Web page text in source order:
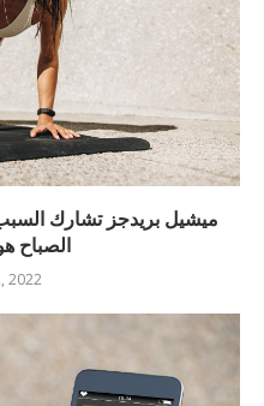
ميشيل بريدجز تشارك
الصباح
2022